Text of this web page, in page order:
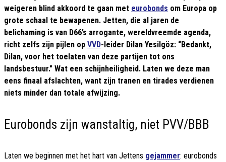
weigeren blind akkoord te gaan met eurobonds om Europa op
grote schaal te bewapenen. Jetten, die al jaren de
belichaming is van D66’s arrogante, wereldvreemde agenda,
richt zelfs zijn pijlen op VVD-leider Dilan Yesilgöz: “Bedankt,
Dilan, voor het toelaten van deze partijen tot ons
landsbestuur." Wat een schijnheiligheid. Laten we deze man
eens finaal afslachten, want zijn tranen en tirades verdienen
niets minder dan totale afwijzing.
Eurobonds zijn wanstaltig, niet PVV/BBB
Laten we beginnen met het hart van Jettens gejammer: eurobonds